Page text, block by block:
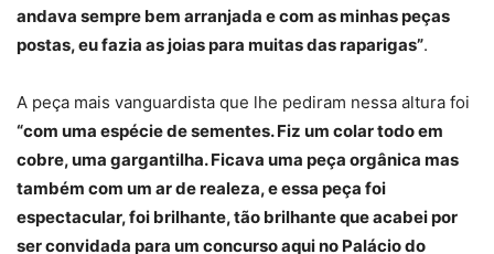
andava sempre bem arranjada e com as minhas peças
postas, eu fazia as joias para muitas das raparigas”.
A peça mais vanguardista que lhe pediram nessa altura foi
“com uma espécie de sementes. Fiz um colar todo em
cobre, uma gargantilha. Ficava uma peça orgânica mas
também com um ar de realeza, e essa peça foi
espectacular, foi brilhante, tão brilhante que acabei por
ser convidada para um concurso aqui no Palácio do